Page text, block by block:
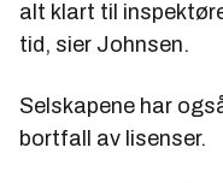
alt klart til
tid, sier Johnsen.
Selskapene har
bortfall av lisenser.